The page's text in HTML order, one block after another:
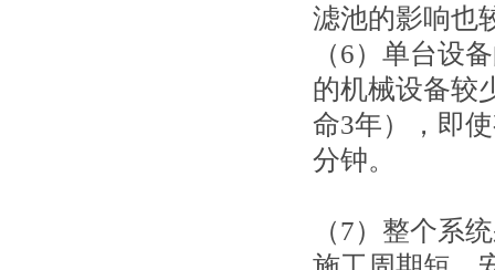
滤池的影响也
（6）单台设
的机械设备较
命3年），即
分钟。
（7）整个系